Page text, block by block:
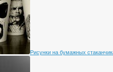
Рисунки на бумажных